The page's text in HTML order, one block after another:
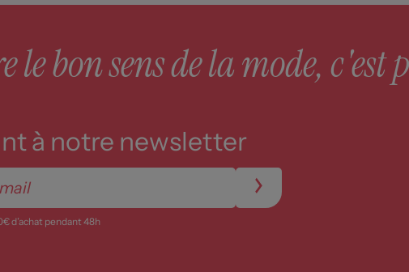
le bon sens de la mode,
à notre newsletter
d’achat pendant 48h